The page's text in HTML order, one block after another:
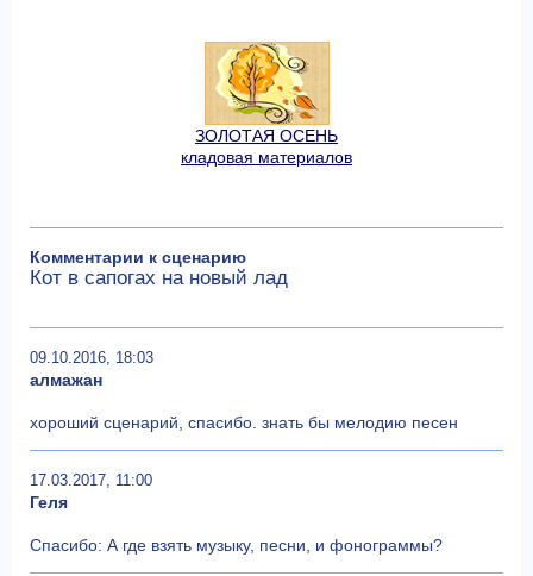
ЗОЛОТАЯ ОСЕНЬ
кладовая материалов
Комментарии к сценарию
Кот в сапогах на новый лад
09.10.2016, 18:03
алмажан
хороший сценарий, спасибо. знать бы мелодию песен
17.03.2017, 11:00
Геля
Спасибо: А где взять музыку, песни, и фонограммы?